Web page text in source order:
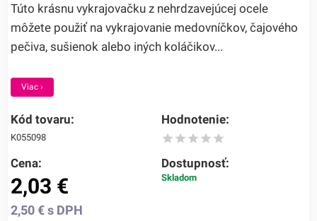
Túto krásnu vykrajovačku z nehrdzavejúcej ocele
môžete použiť na vykrajovanie medovníčkov, čajového
pečiva, sušienok alebo iných koláčikov...
Viac ›
Kód tovaru:
K055098
Hodnotenie:
Cena:
2,03 €
2,50€ s DPH
Dostupnosť:
Skladom